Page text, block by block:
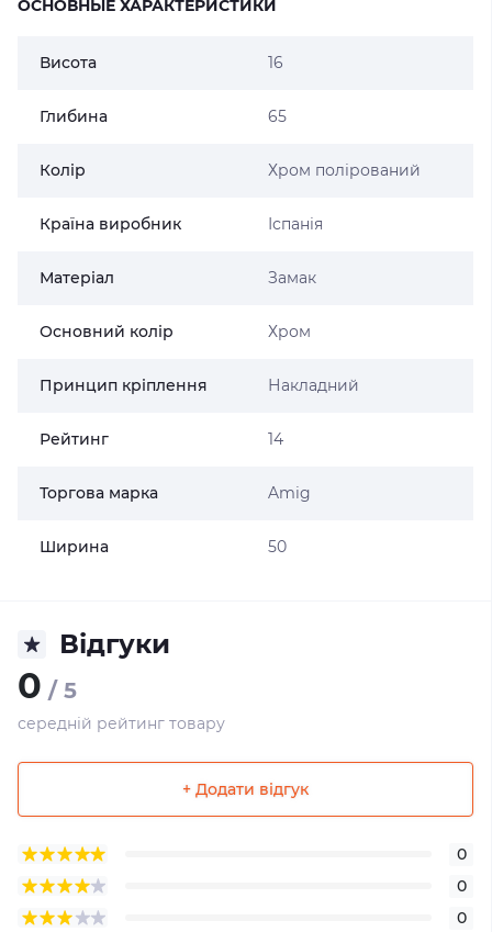
ОСНОВНЫЕ ХАРАКТЕРИСТИКИ
Висота 16
Глибина 65
Колір Хром полірований
Країна виробник Іспанія
Матеріал Замак
Основний колір Хром
Принцип кріплення Накладний
Рейтинг 14
Торгова марка Amig
Ширина 50
Відгуки
0 / 5
середній рейтинг товару
+ Додати відгук
0
0
0